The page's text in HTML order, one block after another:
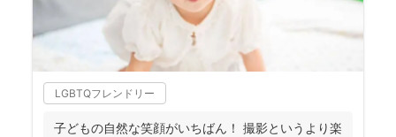
LGBTQフレンドリー
子どもの自然な笑顔がいちばん！ 撮影というより楽